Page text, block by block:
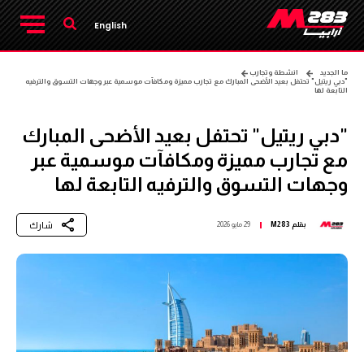
English
ما الجديد
انشطة وتجارب
"دبي ريتيل" تحتفل بعيد الأضحى المبارك مع تجارب مميزة ومكافآت موسمية عبر وجهات التسوق والترفيه
التابعة لها
"دبي ريتيل" تحتفل بعيد الأضحى المبارك
مع تجارب مميزة ومكافآت موسمية عبر
وجهات التسوق والترفيه التابعة لها
بقلم M283 29 مايو 2026 شارك